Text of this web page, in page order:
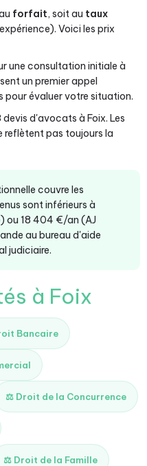
forfait, soit au taux
Voici les prix
une consultation initiale à
un premier appel
pour évaluer votre situation.
d'avocats à Foix. Les
reflètent pas toujours la
couvre les
sont inférieurs à
ou 18 404 €/an (AJ
au bureau d'aide
judiciaire.
à Foix
Bancaire
⚖️ Droit de la Concurrence
⚖️ Droit de la Famille